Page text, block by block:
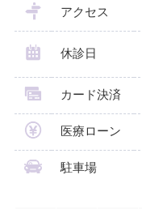
アクセス
休診日
カード決済
医療ローン
駐車場